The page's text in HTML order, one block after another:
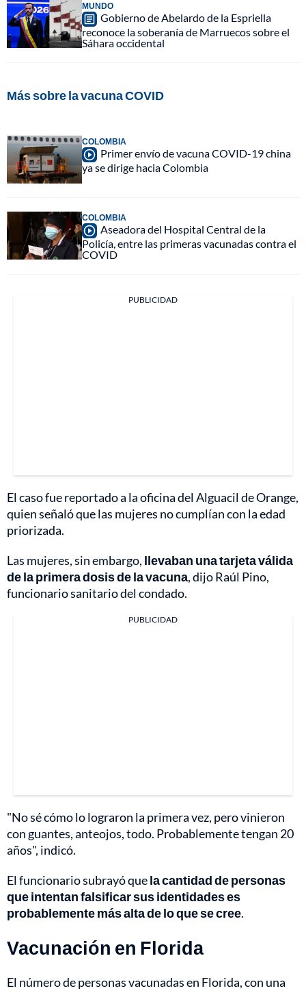
MUNDO
Gobierno de Abelardo de la Espriella
reconoce la soberanía de Marruecos sobre el
Sáhara occidental
Más sobre la vacuna COVID
COLOMBIA
Primer envío de vacuna COVID-19 china
ya se dirige hacia Colombia
COLOMBIA
Aseadora del Hospital Central de la
Policía, entre las primeras vacunadas contra el
COVID
PUBLICIDAD
El caso fue reportado a la oficina del Alguacil de Orange,
quien señaló que las mujeres no cumplían con la edad
priorizada.
Las mujeres, sin embargo, llevaban una tarjeta válida
de la primera dosis de la vacuna, dijo Raúl Pino,
funcionario sanitario del condado.
PUBLICIDAD
"No sé cómo lo lograron la primera vez, pero vinieron
con guantes, anteojos, todo. Probablemente tengan 20
años", indicó.
El funcionario subrayó quela cantidad de personas
que intentan falsificar sus identidades es
probablemente más alta de lo que se cree.
Vacunación en Florida
El número de personas vacunadas en Florida, con una